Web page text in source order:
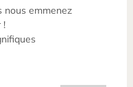
nous emmenez
!